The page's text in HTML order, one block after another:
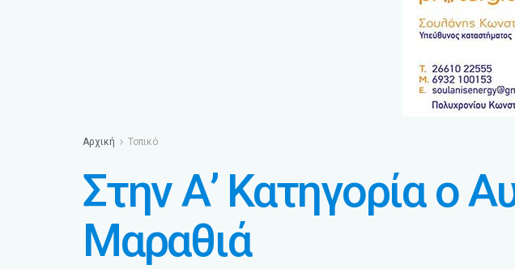
Αρχική Τοπικό
Στην Α’ Κατηγορία ο
Μαραθιά